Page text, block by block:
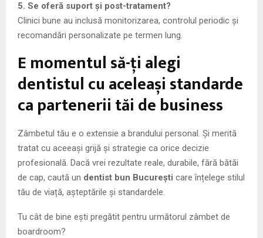
5. Se oferă suport și post-tratament?
Clinici bune au inclusă monitorizarea, controlul periodic și
recomandări personalizate pe termen lung.
E momentul să-ți alegi
dentistul cu aceleași standarde
ca partenerii tăi de business
Zâmbetul tău e o extensie a brandului personal. Și merită
tratat cu aceeași grijă și strategie ca orice decizie
profesională. Dacă vrei rezultate reale, durabile, fără bătăi
de cap, caută un dentist bun București care înțelege stilul
tău de viață, așteptările și standardele.
Tu cât de bine ești pregătit pentru următorul zâmbet de
boardroom?